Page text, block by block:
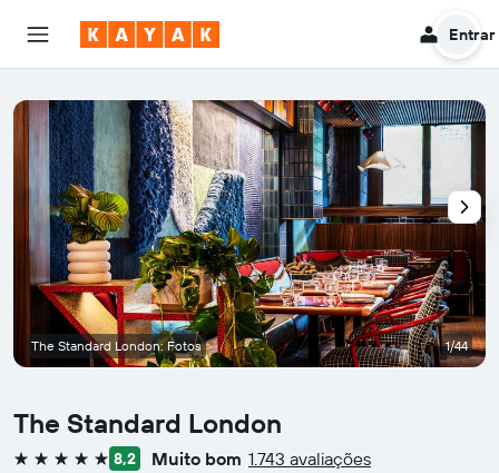
Entrar
The Standard London
5 estrelas 8,2 Muito bom 1.743 avaliações
The Standard London: Fotos 1/44